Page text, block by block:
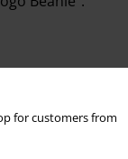
for customers from